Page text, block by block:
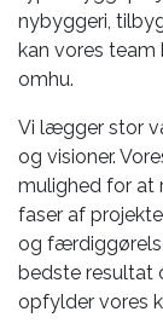
nybyggeri,
kan vores
omhu.
Vi lægger stor
og visioner.
mulighed for at
faser af
og
bedste resultat
opfylder vores